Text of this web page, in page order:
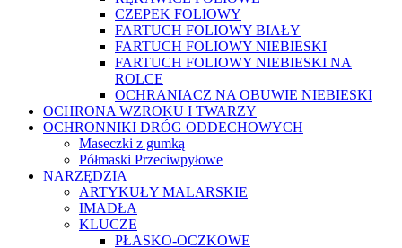
CZEPEK FOLIOWY
FARTUCH FOLIOWY BIAŁY
FARTUCH FOLIOWY NIEBIESKI
FARTUCH FOLIOWY NIEBIESKI NA
ROLCE
OCHRANIACZ NA OBUWIE NIEBIESKI
OCHRONA WZROKU I TWARZY
OCHRONNIKI DRÓG ODDECHOWYCH
Maseczki z gumką
Półmaski Przeciwpyłowe
NARZĘDZIA
ARTYKUŁY MALARSKIE
IMADŁA
KLUCZE
PŁASKO-OCZKOWE